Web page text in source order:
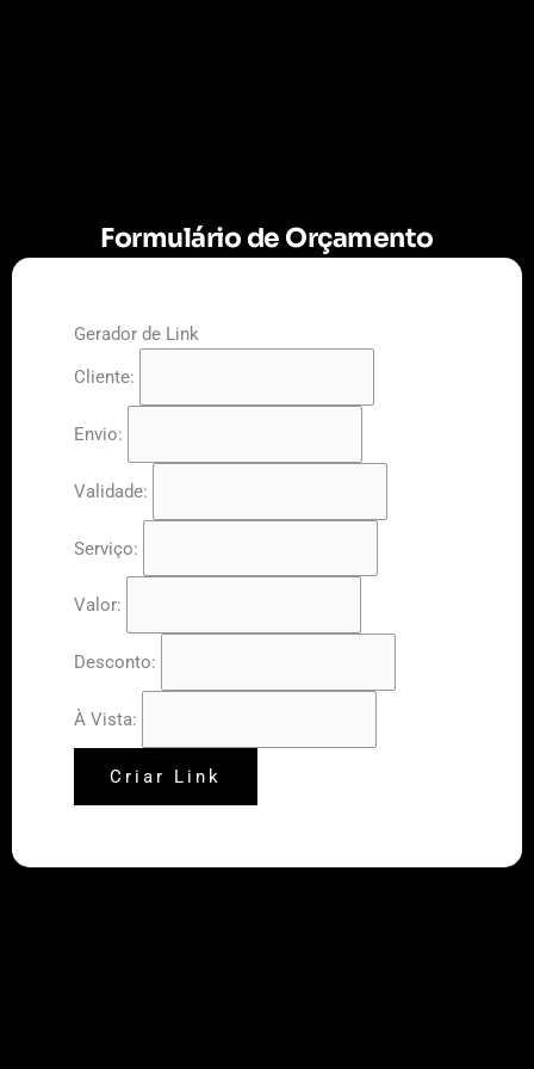
Formulário de Orçamento
Gerador de Link
Cliente:
Envio:
Validade:
Serviço:
Valor:
Desconto:
À Vista:
Criar Link